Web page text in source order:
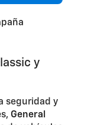
y
seguridad y
General